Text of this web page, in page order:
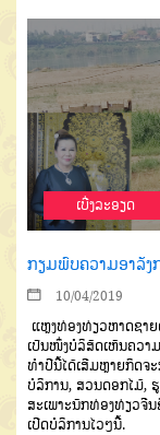
ເບີ່ງລະອຽດ
ກຽມພົບຄວາມອາລັ
10/04/2019
ແຫຼງທ່ອງທ່ຽວຫາດຊາຍ
ເປັນໜຶ່ງບໍລິສັດເຫັນຄວາ
ທຳປີນີ້ໄດ້ເສີມຫຼາຍກິດຈ
ບໍລິການ, ສວນດອກໄມ້,
ສະເພາະນັກທ່ອງທ່ຽວຈີ
ເປີດບໍລິການໄວໆນີ້.